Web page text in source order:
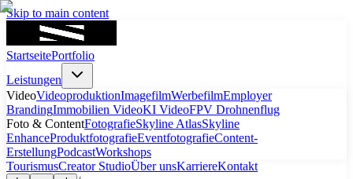
Skip to main content
StartseitePortfolio
Leistungen
VideoVideoproduktionImagefilmWerbefilmEmployer
BrandingImmobilien VideoKI VideoFPV Drohnenflug
Foto & ContentFotografieSkyline AtlasSkyline
EnhanceProduktfotografieEventfotografieContent-
ErstellungPodcastWorkshops
TourismusCreator StudioÜber unsKarriereKontakt